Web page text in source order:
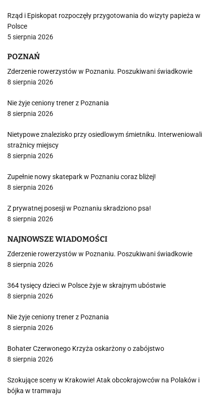
Rząd i Episkopat rozpoczęły przygotowania do wizyty papieża w
Polsce
5 sierpnia 2026
POZNAŃ
Zderzenie rowerzystów w Poznaniu. Poszukiwani świadkowie
8 sierpnia 2026
Nie żyje ceniony trener z Poznania
8 sierpnia 2026
Nietypowe znalezisko przy osiedlowym śmietniku. Interweniowali
strażnicy miejscy
8 sierpnia 2026
Zupełnie nowy skatepark w Poznaniu coraz bliżej!
8 sierpnia 2026
Z prywatnej posesji w Poznaniu skradziono psa!
8 sierpnia 2026
NAJNOWSZE WIADOMOŚCI
Zderzenie rowerzystów w Poznaniu. Poszukiwani świadkowie
8 sierpnia 2026
364 tysięcy dzieci w Polsce żyje w skrajnym ubóstwie
8 sierpnia 2026
Nie żyje ceniony trener z Poznania
8 sierpnia 2026
Bohater Czerwonego Krzyża oskarżony o zabójstwo
8 sierpnia 2026
Szokujące sceny w Krakowie! Atak obcokrajowców na Polaków i
bójka w tramwaju